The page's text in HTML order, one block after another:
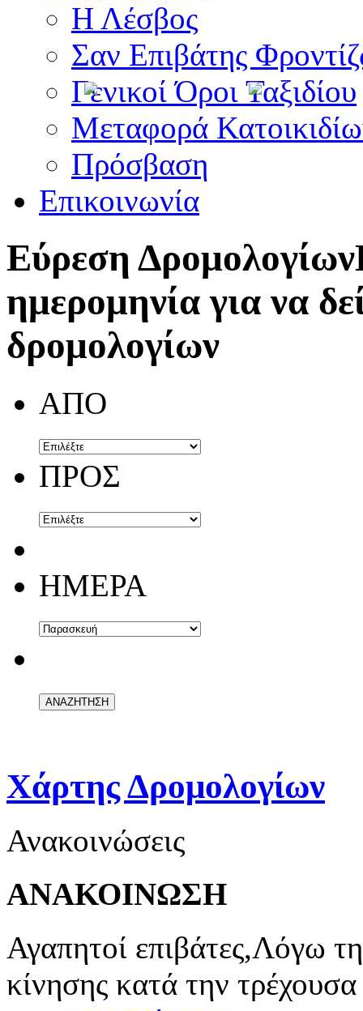
Η Λέσβος
Σαν Επιβάτης
Γενικοί Όροι Ταξιδίου
Μεταφορά
Πρόσβαση
Επικοινωνία
Εύρεση Δρομολογίων
ημερομηνία για να
δρομολογίων
ΑΠΟ
ΠΡΟΣ
ΗΜΕΡΑ
Χάρτης Δρομολογίων
Ανακοινώσεις
ΑΝΑΚΟΙΝΩΣΗ
Αγαπητοί επιβάτες,Λόγω
κίνησης κατά την